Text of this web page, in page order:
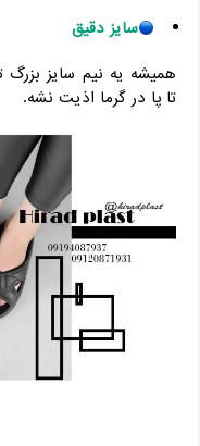
سایز دقیق
همیشه یه نیم سایز بزرگ
تا پا در گرما اذیت نشه.